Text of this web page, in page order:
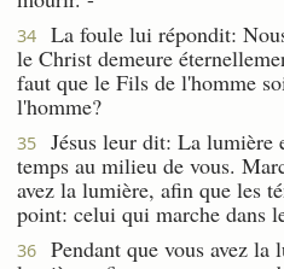
34
La foule lui répondit:
le Christ demeure
faut que le Fils de l'homme
l'homme?
35
Jésus leur dit: La lumière
temps au milieu de vous.
avez la lumière, afin que les
point: celui qui marche dans
36
Pendant que vous avez la